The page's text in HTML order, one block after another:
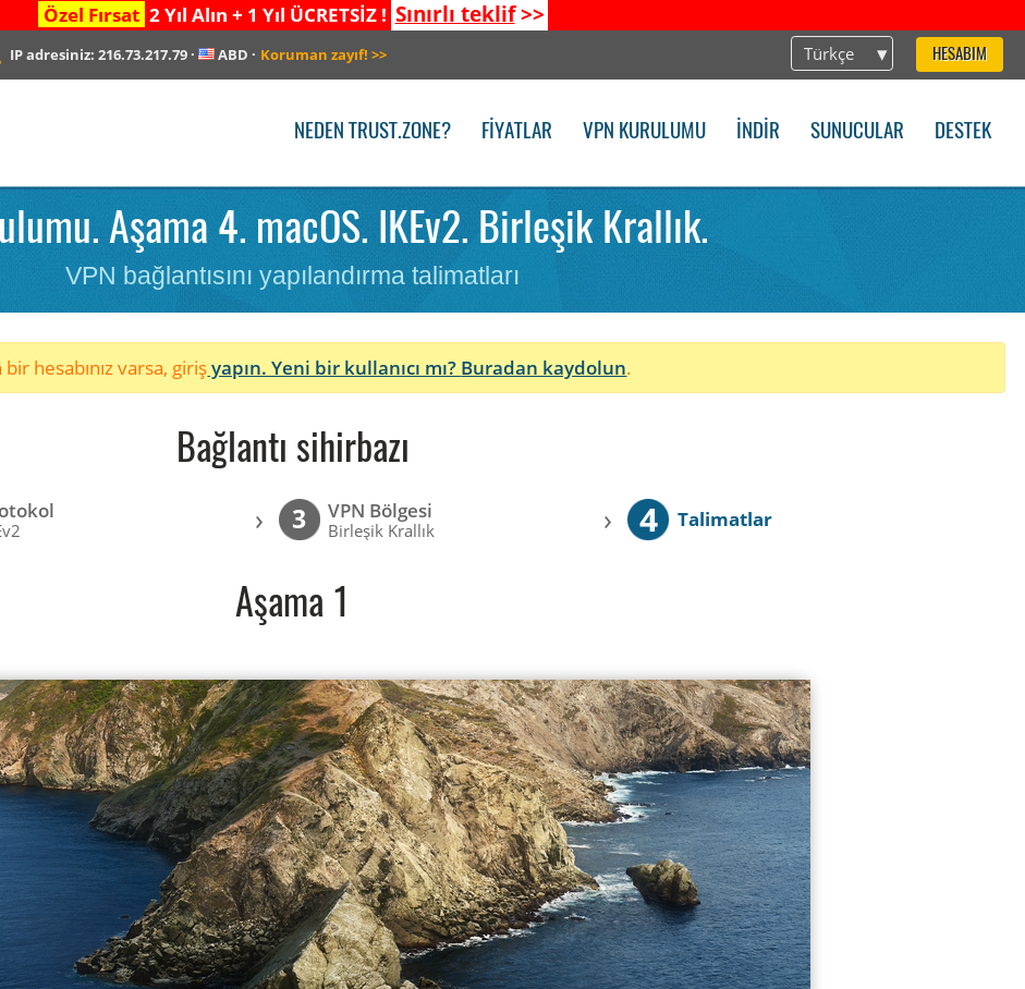
Özel Fırsat 2 Yıl Alın + 1 Yıl ÜCRETSİZ ! Sınırlı teklif>>
Türkçe HESABIM
IP adresiniz: 216.73.217.79· ABD · Koruman zayıf! >>
NEDEN TRUST.ZONE? FIYATLAR VPN KURULUMU İNDIR SUNUCULAR DESTEK
Aşama 4. macOS. IKEv2. Birleşik Krallık.
VPN bağlantısını yapılandırma talimatları
hesabınız varsa, girişyapın. Yeni bir kullanıcı mı? Buradan kaydolun.
Bağlantı sihirbazı
› 3 VPN Bölgesi
Birleşik Krallık › 4 Talimatlar
Aşama 1